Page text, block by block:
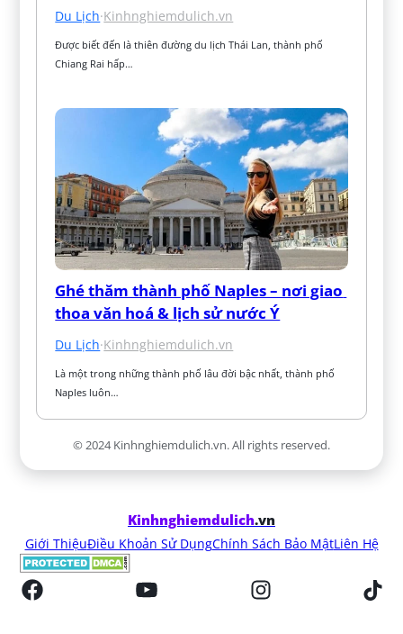
Du Lịch·Kinhnghiemdulich.vn
Được biết đến là thiên đường du lịch Thái Lan, thành phố
Chiang Rai hấp…
Ghé thăm thành phố Naples – nơi giao
thoa văn hoá & lịch sử nước Ý
Du Lịch·Kinhnghiemdulich.vn
Là một trong những thành phố lâu đời bậc nhất, thành phố
Naples luôn…
© 2024 Kinhnghiemdulich.vn. All rights reserved.
Kinhnghiemdulich.vn
Giới ThiệuĐiều Khoản Sử DụngChính Sách Bảo MậtLiên Hệ